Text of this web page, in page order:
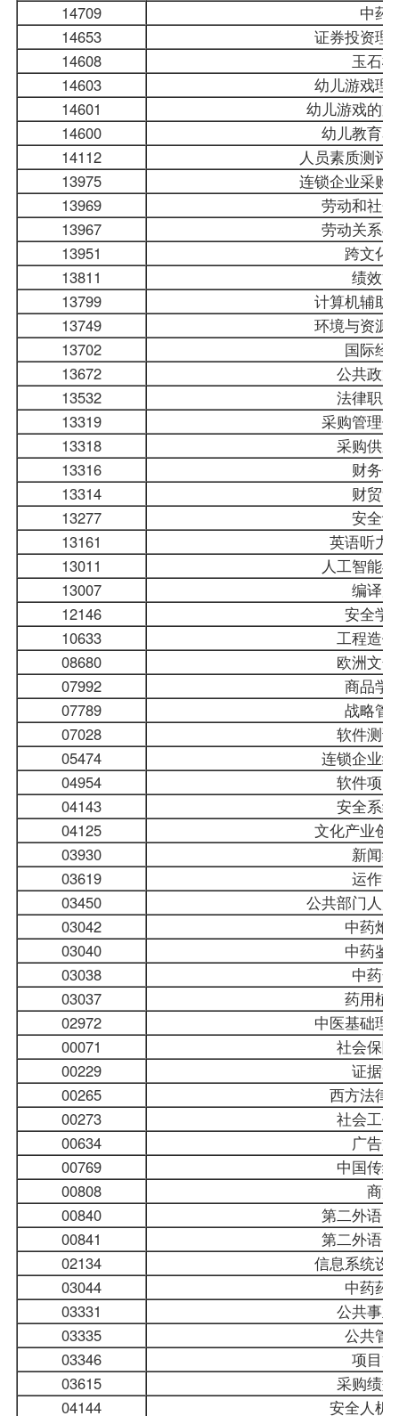
14709
中药
14653
证券投资理
14608
玉石
14603
幼儿游戏理
14601
幼儿游戏的
14600
幼儿教育
14112
人员素质测评
13975
连锁企业采购
13969
劳动和社
13967
劳动关系
13951
跨文化
13811
绩效
13799
计算机辅助
13749
环境与资源
13702
国际经
13672
公共政
13532
法律职
13319
采购管理
13318
采购供
13316
财务
13314
财贸
13277
安全
13161
英语听力
13011
人工智能
13007
编译
12146
安全学
10633
工程造
08680
欧洲文
07992
商品学
07789
战略管
07028
软件测
05474
连锁企业
04954
软件项
04143
安全系
04125
文化产业创
03930
新闻
03619
运作
03450
公共部门人
03042
中药炮
03040
中药鉴
03038
中药
03037
药用植
02972
中医基础理
00071
社会保
00229
证据
00265
西方法律
00273
社会工
00634
广告
00769
中国传
00808
商法
00840
第二外语
00841
第二外语
02134
信息系统设
03044
中药药
03331
公共事
03335
公共管
03346
项目
03615
采购绩
04144
安全人机